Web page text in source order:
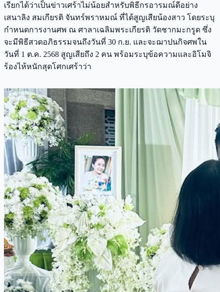
เรียกได้ว่าเป็นข่าวเศร้าไม่น้อยสำหรับพิธีกรอารมณ์ดีอย่าง
เสนาลิง สมเกียรติ จันทร์พราหมณ์ ที่ได้สูญเสียน้องสาว โดยระบุ
กำหนดการงานศพ ณ ศาลาเฉลิมพระเกียรติ วัดชากมะกรูด ซึ่ง
จะมีพิธีสวดอภิธรรมจนถึงวันที่ 30 ก.ย. และจะฌาปนกิจศพใน
วันที่ 1 ต.ค. 2568 สูญเสียถึง 2 คน พร้อมระบุข้อความและอิโมจิ
ร้องไห้หนักสุดโศกเศร้าว่า